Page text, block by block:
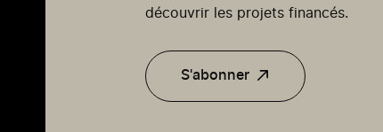
découvrir les projets financés.
S'abonner